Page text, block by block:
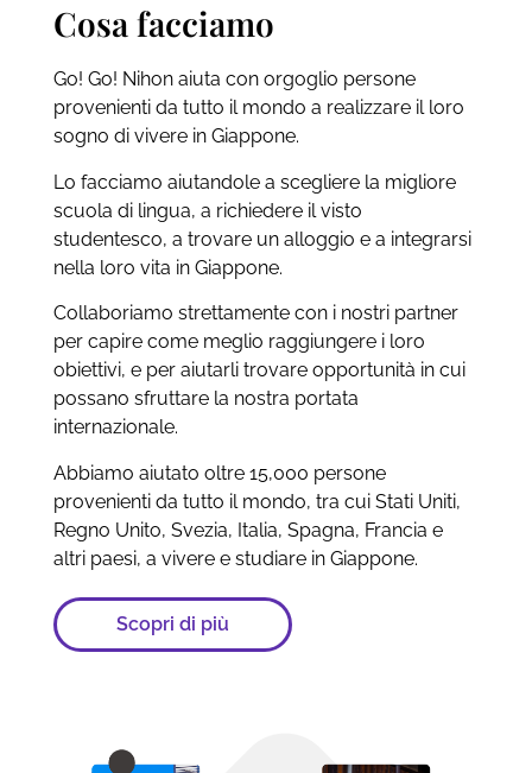
Cosa facciamo
Go! Go! Nihon aiuta con orgoglio persone
provenienti da tutto il mondo a realizzare il loro
sogno di vivere in Giappone.
Lo facciamo aiutandole a scegliere la migliore
scuola di lingua, a richiedere il visto
studentesco, a trovare un alloggio e a integrarsi
nella loro vita in Giappone.
Collaboriamo strettamente con i nostri partner
per capire come meglio raggiungere i loro
obiettivi, e per aiutarli trovare opportunità in cui
possano sfruttare la nostra portata
internazionale.
Abbiamo aiutato oltre 15,000 persone
provenienti da tutto il mondo, tra cui Stati Uniti,
Regno Unito, Svezia, Italia, Spagna, Francia e
altri paesi, a vivere e studiare in Giappone.
Scopri di più